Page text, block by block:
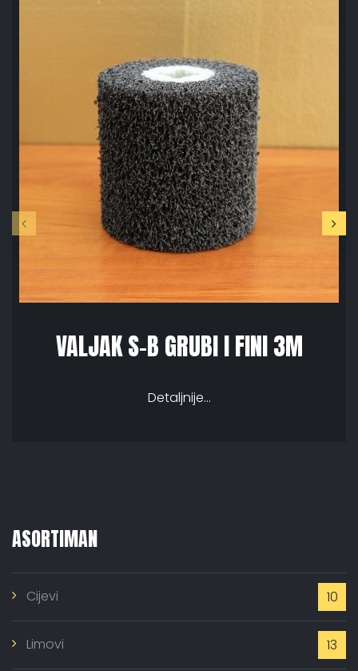
VALJAK S-B GRUBI I FINI 3M
Detaljnije...
ASORTIMAN
Cijevi 10
Limovi 13